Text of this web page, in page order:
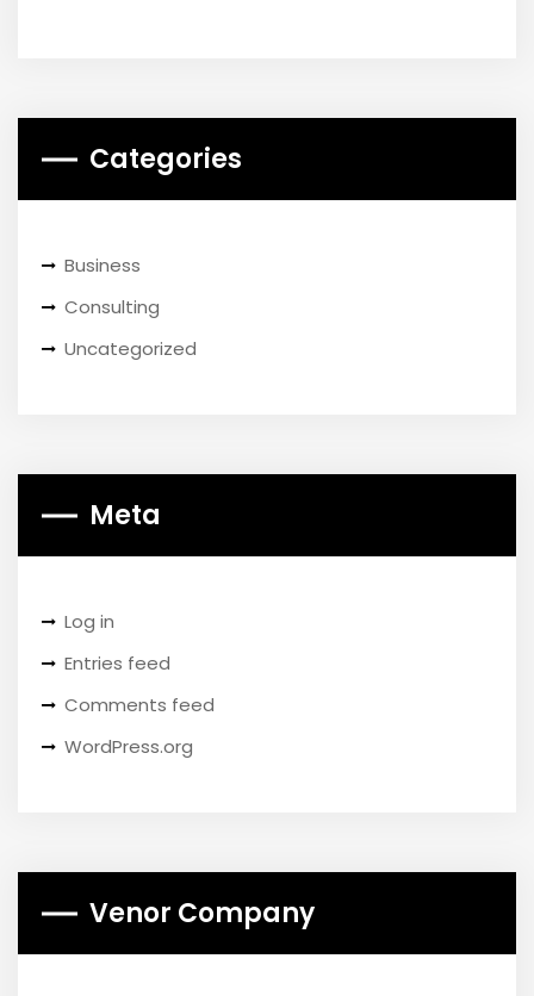
Categories
Business
Consulting
Uncategorized
Meta
Log in
Entries feed
Comments feed
WordPress.org
Venor Company